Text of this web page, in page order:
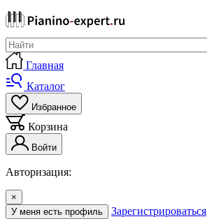
Главная
Каталог
Избранное
Корзина
Войти
Авторизация:
×
У меня есть профиль
Зарегистрироваться